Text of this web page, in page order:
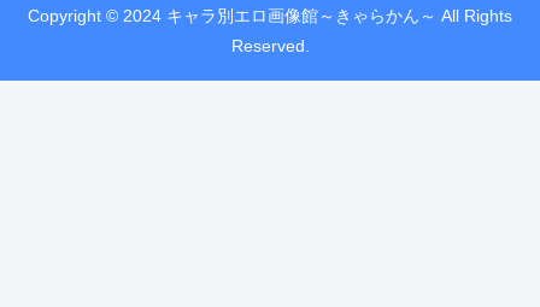
Copyright © 2024 キャラ別エロ画像館～きゃらかん～ All Rights
Reserved.